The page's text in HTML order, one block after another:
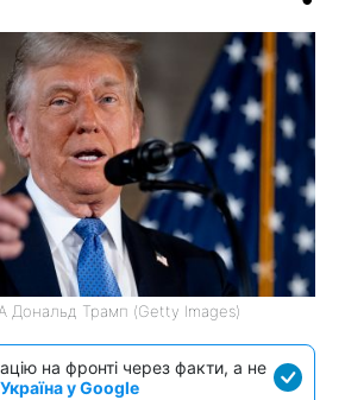
Дональд Трамп (Getty Images)
на фронті через факти, а не
у Google